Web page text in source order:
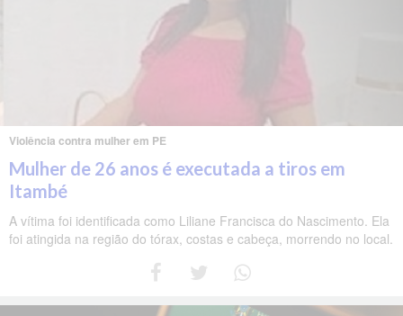
Violência contra mulher em PE
Mulher de 26 anos é executada a tiros em
Itambé
A vítima foi identificada como Liliane Francisca do Nascimento. Ela
foi atingida na região do tórax, costas e cabeça, morrendo no local.